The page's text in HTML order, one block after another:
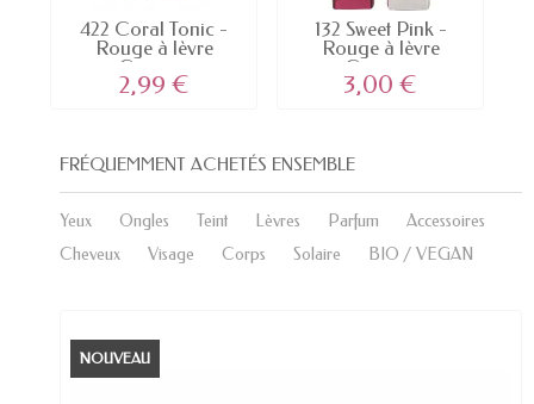
422 Coral Tonic -
Rouge à lèvre
Gemey...
2,99 €
132 Sweet Pink -
Rouge à lèvre
Gemey...
3,00 €
FRÉQUEMMENT ACHETÉS ENSEMBLE
Yeux Ongles Teint Lèvres Parfum
Accessoires
Cheveux
Visage Corps Solaire BIO / VEGAN
NOUVEAU